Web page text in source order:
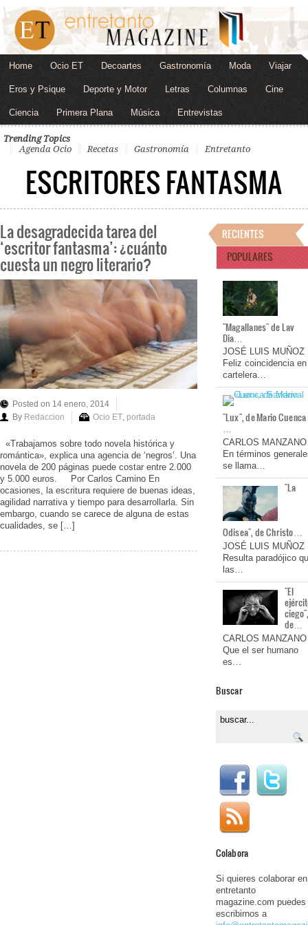
Home Ocio ET Decoartes Gastronomía Moda Viajar
Eros y Psique Deporte y Motor Letras Columnas Cine
Ciencia Primera Plana Música Entrevistas
Trending Topics
Agenda Ocio
Recetas Gastronomía Entretanto
ESCRITORES FANTASMA
La desagradecida tarea del
‘escritor fantasma’: ¿cuánto
cuesta un negro literario?
Posted on 14 enero, 2014
By Redaccion Ocio ET, portada
«Trabajamos sobre todo novela histórica y
romántica», explica una agencia de ‘negros’. Una
novela de 200 páginas puede costar entre 2.000
y 5.000 euros. Por Carlos Camino En
ocasiones, la escritura requiere de buenas ideas,
agilidad narrativa y tiempo para desarrollarla. Sin
embargo, cuando se carece de alguna de estas
cualidades, se […]
RECIENTES
POPULARES
"Magallanes" de Lav
Dia…
JOSÉ LUIS MUÑOZ
Feliz coincidencia en
cartelera…
"Lux", de Mario Cuenca
…
CARLOS MANZANO
En términos
se llama…
"La
Odisea", de Christo…
JOSÉ LUIS MUÑOZ
Resulta paradójico
las…
"El
de…
CARLOS MANZANO
Que el ser humano
es…
Buscar
Colabora
Si quieres colaborar en
entretanto
magazine.com puedes
escribirnos a